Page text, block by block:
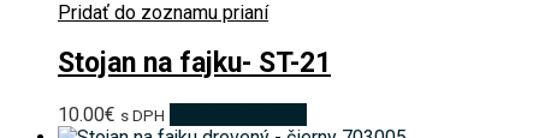
Pridať do zoznamu prianí
Stojan na fajku- ST-21
10.00€ s DPH